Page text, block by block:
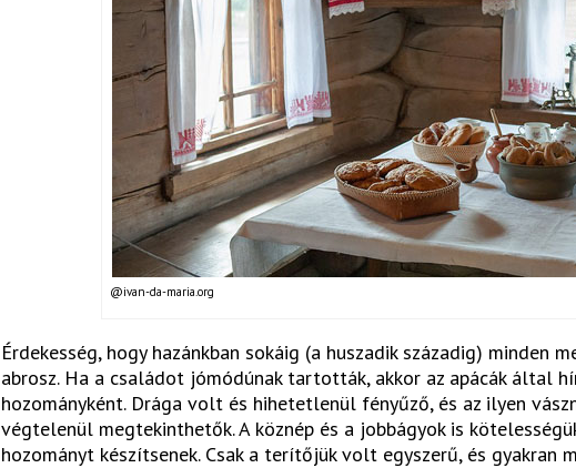
@ivan-da-maria.org
Érdekesség, hogy hazánkban sokáig (a huszadik századig) minden
abrosz. Ha a családot jómódúnak tartották, akkor az apácák által
hozományként. Drága volt és hihetetlenül fényűző, és az ilyen
végtelenül megtekinthetők. A köznép és a jobbágyok is
hozományt készítsenek. Csak a terítőjük volt egyszerű, és gyakran